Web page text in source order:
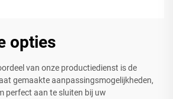
opties
van onze productiedienst is de
gemaakte aanpassingsmogelijkheden,
perfect aan te sluiten bij uw